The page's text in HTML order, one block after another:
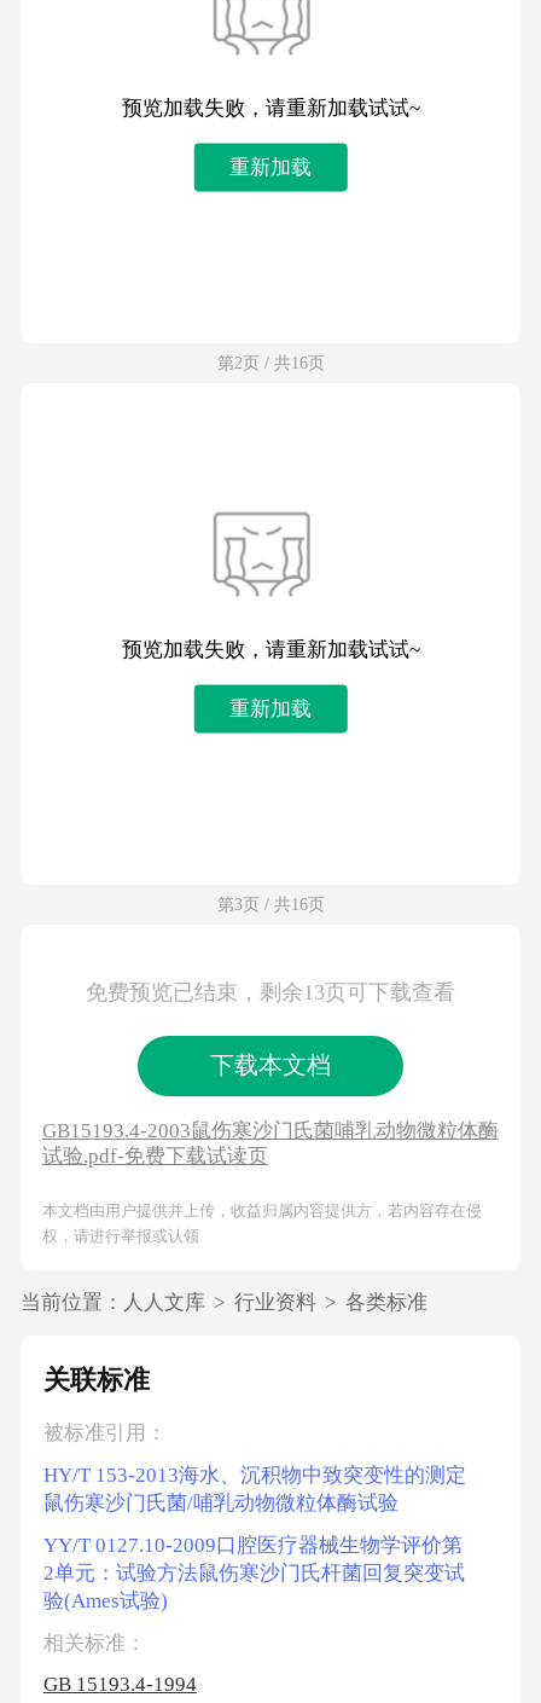
预览加载失败，请重新加载试试~
重新加载
第2页 / 共16页
预览加载失败，请重新加载试试~
重新加载
第3页 / 共16页
免费预览已结束，剩余13页可下载查看
下载本文档
GB15193.4-2003鼠伤寒沙门氏菌哺乳动物微粒体酶
试验.pdf-免费下载试读页
本文档由用户提供并上传，收益归属内容提供方，若内容存在侵
权，请进行举报或认领
当前位置： 人人文库 > 行业资料 > 各类标准
关联标准
被标准引用：
HY/T 153-2013海水、沉积物中致突变性的测定
鼠伤寒沙门氏菌/哺乳动物微粒体酶试验
YY/T 0127.10-2009口腔医疗器械生物学评价第
2单元：试验方法鼠伤寒沙门氏杆菌回复突变试
验(Ames试验)
相关标准：
GB 15193.4-1994